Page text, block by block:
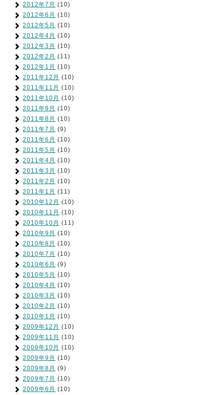
2012年7月 (10)
2012年6月 (10)
2012年5月 (10)
2012年4月 (10)
2012年3月 (10)
2012年2月 (11)
2012年1月 (10)
2011年12月 (10)
2011年11月 (10)
2011年10月 (10)
2011年9月 (10)
2011年8月 (10)
2011年7月 (9)
2011年6月 (10)
2011年5月 (10)
2011年4月 (10)
2011年3月 (10)
2011年2月 (10)
2011年1月 (11)
2010年12月 (10)
2010年11月 (10)
2010年10月 (11)
2010年9月 (10)
2010年8月 (10)
2010年7月 (10)
2010年6月 (9)
2010年5月 (10)
2010年4月 (10)
2010年3月 (10)
2010年2月 (10)
2010年1月 (10)
2009年12月 (10)
2009年11月 (10)
2009年10月 (10)
2009年9月 (10)
2009年8月 (9)
2009年7月 (10)
2009年6月 (10)